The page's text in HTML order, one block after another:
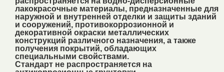
лакокрасочные материалы, предназначенные для
наружной и внутренней отделки и защиты зданий
и сооружений, противокоррозионной и
декоративной окраски металлических
конструкций различного назначения, а также
получения покрытий, обладающих
специальными свойствами.
Стандарт не распространяется на